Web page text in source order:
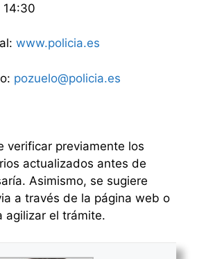
14:30
www.policia.es
pozuelo@policia.es
verificar previamente los
actualizados antes de
Asimismo, se sugiere
a través de la página web o
agilizar el trámite.